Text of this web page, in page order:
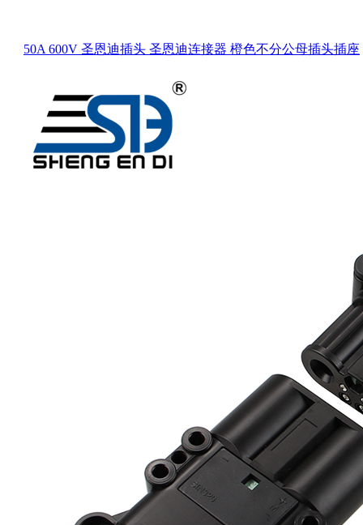
50A 600V 圣恩迪插头 圣恩迪连接器 橙色不分公母插头插座